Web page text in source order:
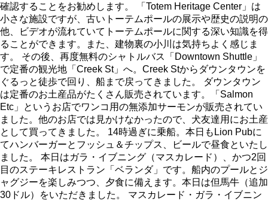
確認することをお勧めします。 「Totem Heritage Center」は
小さな施設ですが、古いトーテムポールの展示や歴史の説明の
他、ビデオが流れていてトーテムポールに関する深い知識を得
ることができます。また、建物裏の小川は気持ちよく感じま
す。 その後、再度無料のシャトルバス「Downtown Shuttle」
で定番の観光地「Creek St」へ。Creek Stからダウンタウンを
ぐるっと徒歩で回り、船まで戻ってきました。 ダウンタウン
は定番のお土産品がたくさん販売されています。「Salmon
Etc」というお店でワンコ用の無添加サーモンが販売されてい
ました。他のお店では見かけなかったので、犬友達用にお土産
として買ってきました。 14時過ぎに乗船。本日もLion Pubに
てハンバーガーとフッシュ＆チップス、ビールで昼食といたし
ました。 本日はガラ・イブニング（マスカレード）、かつ2回
目のステーキレストラン「ベランダ」です。船内のプールとジ
ャグジーを楽しみつつ、夕食に備えます。本日は但馬牛（追加
30ドル）をいただきました。 マスカレード・ガラ・イブニン